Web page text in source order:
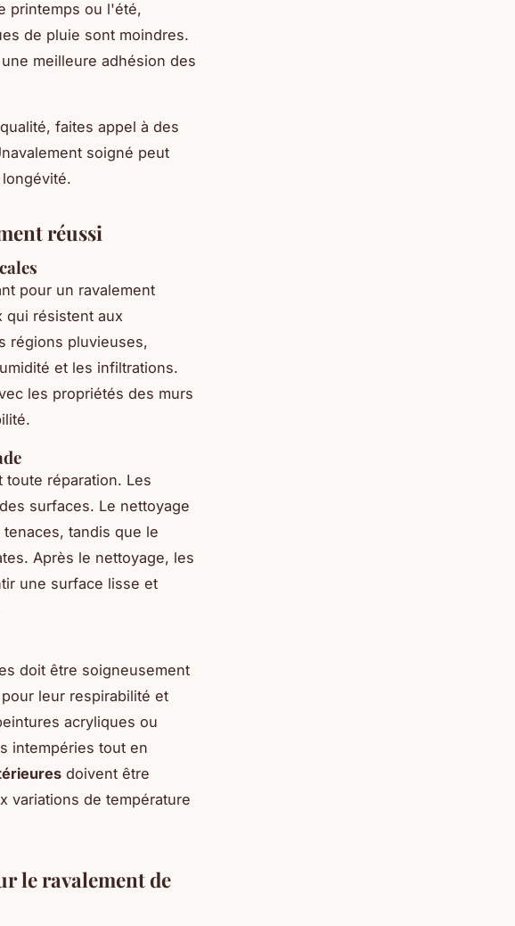
printemps ou l'été,
de pluie sont moindres.
meilleure adhésion des
faites appel à des
soigné peut
réussi
pour un ravalement
qui résistent aux
régions pluvieuses,
et les infiltrations.
les propriétés des murs
toute réparation. Les
surfaces. Le nettoyage
tandis que le
Après le nettoyage, les
une surface lisse et
doit être soigneusement
leur respirabilité et
acryliques ou
intempéries tout en
doivent être
variations de température
le ravalement de